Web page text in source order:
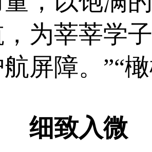
为莘莘学
屏障。”“
细致入微